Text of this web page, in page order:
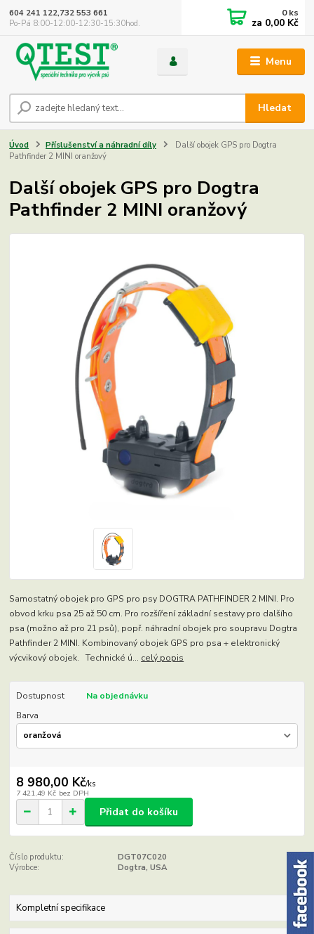
Menu
Hledat
604 241 122,732 553 661
Po-Pá 8:00-12:00-12:30-15:30hod.
0ks
za 0,00 Kč
Úvod Příslušenství a náhradní díly
Další obojek GPS pro Dogtra
Pathfinder 2 MINI oranžový
Další obojek GPS pro Dogtra
Pathfinder 2 MINI oranžový
Samostatný obojek pro GPS pro psy DOGTRA PATHFINDER 2 MINI. Pro
obvod krku psa 25 až 50 cm. Pro rozšíření základní sestavy pro dalšího
psa (možno až pro 21 psů), popř. náhradní obojek pro soupravu Dogtra
Pathfinder 2 MINI. Kombinovaný obojek GPS pro psa + elektronický
výcvikový obojek. Technické ú... celý popis
Dostupnost
Na objednávku
Barva
8 980,00 Kč/ks
7 421,49 Kč bez DPH
Přidat do košíku
Číslo produktu:
DGT07C020
Výrobce:
Dogtra, USA
Kompletní specifikace